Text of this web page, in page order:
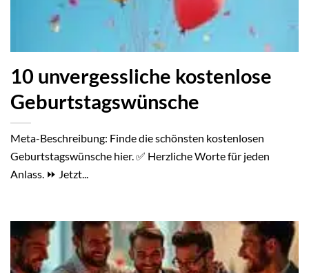
10 unvergessliche kostenlose
Geburtstagswünsche
Meta-Beschreibung: Finde die schönsten kostenlosen
Geburtstagswünsche hier. ✅ Herzliche Worte für jeden
Anlass. ⏩ Jetzt...